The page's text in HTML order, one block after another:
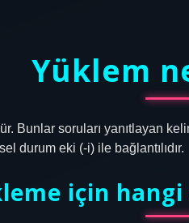
Yüklem
Bunlar soruları yanıtlayan
durum eki (-i) ile bağlantılıdır.
için